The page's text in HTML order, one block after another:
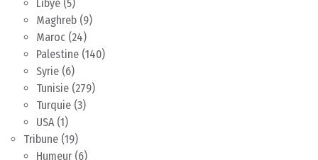
Libye (5)
Maghreb (9)
Maroc (24)
Palestine (140)
Syrie (6)
Tunisie (279)
Turquie (3)
USA(1)
Tribune (19)
Humeur (6)